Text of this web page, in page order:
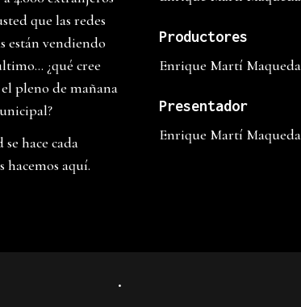
que las redes
están vendiendo
¿qué cree
pleno de mañana
hace cada
hacemos aquí.
Productores
Enrique Martí
Presentador
Enrique Martí
.